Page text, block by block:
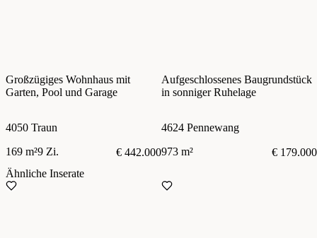
Großzügiges Wohnhaus mit
Garten, Pool und Garage
4050 Traun
169 m²9 Zi. € 442.000
Aufgeschlossenes Baugrundstück
in sonniger Ruhelage
4624 Pennewang
973 m²
€ 179.000
Ähnliche Inserate